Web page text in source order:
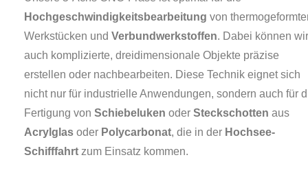
Hochgeschwindigkeitsbearbeitung von
Werkstücken und Verbundwerkstoffen. Dabei können wir
auch komplizierte, dreidimensionale Objekte präzise
erstellen oder nachbearbeiten. Diese Technik eignet sich
nicht nur für industrielle Anwendungen, sondern auch für
Fertigung von Schiebeluken oder Steckschotten aus
Acrylglas oder Polycarbonat, die in der Hochsee-
Schifffahrt zum Einsatz kommen.